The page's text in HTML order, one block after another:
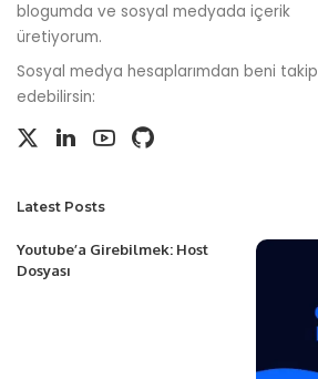
blogumda ve sosyal medyada içerik
üretiyorum.
Sosyal medya hesaplarımdan beni takip
edebilirsin:
Latest Posts
Youtube’a Girebilmek: Host
Dosyası